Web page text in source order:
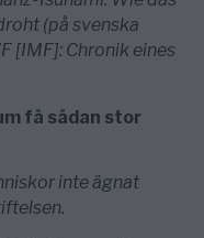
(på svenska
[IMF]: Chronik eines
få sådan stor
inte ägnat